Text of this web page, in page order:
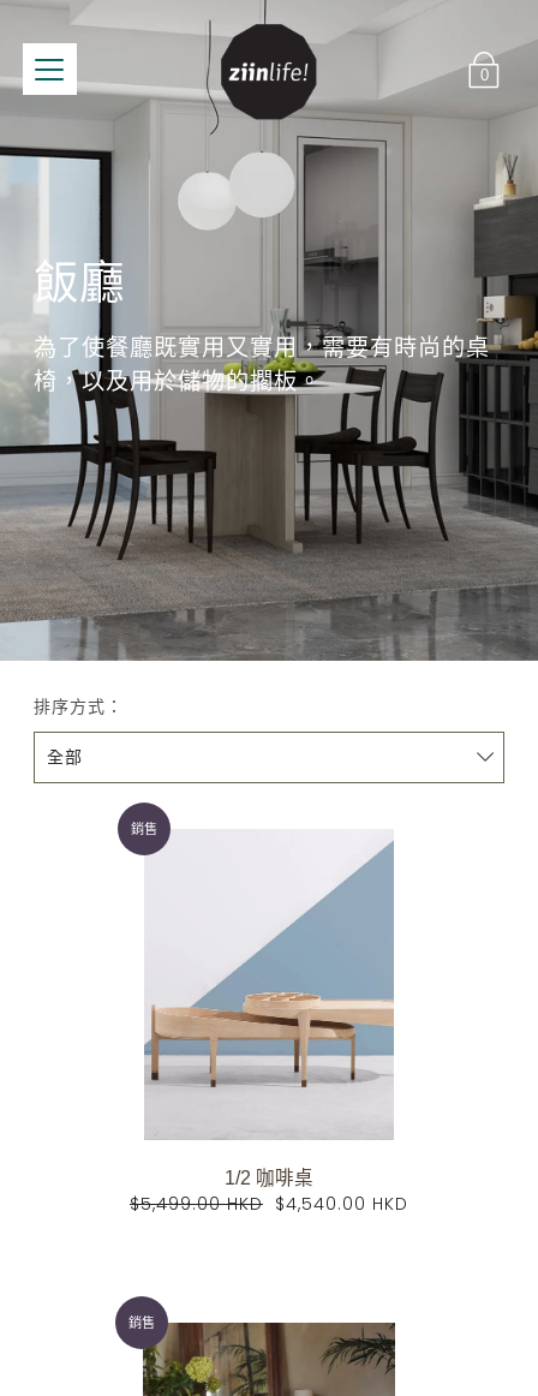
0
飯廳
為了使餐廳既實用又實用，需要有時尚的桌
椅，以及用於儲物的擱板。
排序方式：
銷售
1/2 咖啡桌
$5,499.00 HKD $4,540.00 HKD
銷售